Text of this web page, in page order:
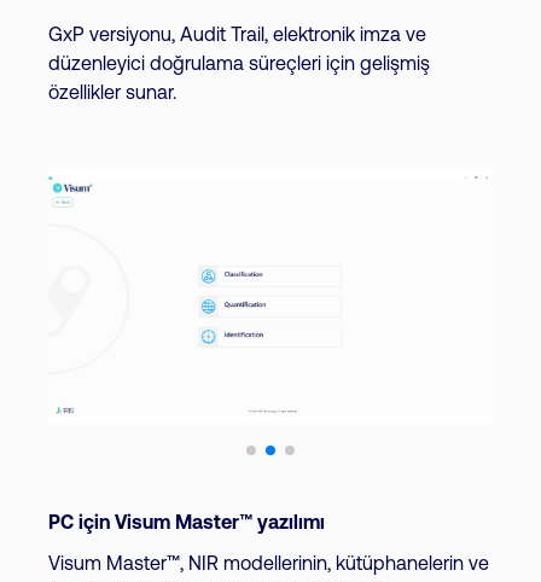
GxP versiyonu, Audit Trail, elektronik imza ve
düzenleyici doğrulama süreçleri için gelişmiş
özellikler sunar.
PC için Visum Master™ yazılımı
Visum Master™, NIR modellerinin, kütüphanelerin ve